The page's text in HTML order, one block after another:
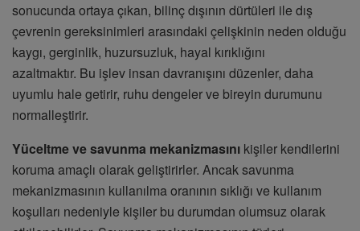
sonucunda ortaya çıkan, bilinç dışının dürtüleri ile dış
çevrenin gereksinimleri arasındaki çelişkinin neden olduğu
kaygı, gerginlik, huzursuzluk, hayal kırıklığını
azaltmaktır. Bu işlev insan davranışını düzenler, daha
uyumlu hale getirir, ruhu dengeler ve bireyin durumunu
normalleştirir.
Yüceltme ve savunma mekanizmasını kişiler kendilerini
koruma amaçlı olarak geliştirirler. Ancak savunma
mekanizmasının kullanılma oranının sıklığı ve kullanım
koşulları nedeniyle kişiler bu durumdan olumsuz olarak